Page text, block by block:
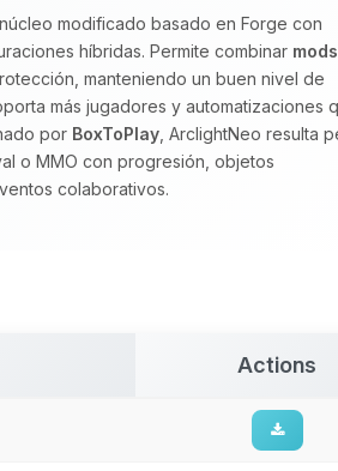
modificado basado en Forge con
híbridas. Permite combinar mods
manteniendo un buen nivel de
más jugadores y automatizaciones
por BoxToPlay , ArclightNeo resulta
o MMO con progresión, objetos
colaborativos.
Actions